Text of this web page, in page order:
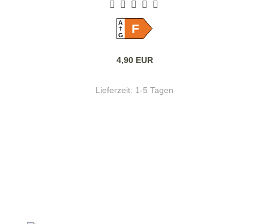
A
GF
4,90 EUR
Lieferzeit: 1-5 Tagen